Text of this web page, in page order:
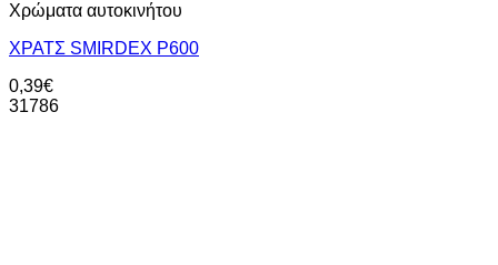
Χρώματα αυτοκινήτου
XΡΑΤΣ SMIRDEX P600
0,39€
31786